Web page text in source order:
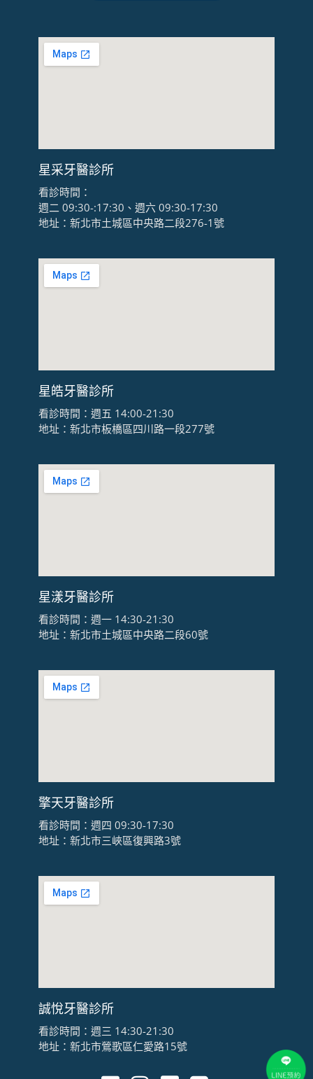
星采牙醫診所
看診時間：
週二 09:30-:17:30、週六 09:30-17:30
地址：新北市土城區中央路二段276-1號
星皓牙醫診所
看診時間：週五 14:00-21:30
地址：新北市板橋區四川路一段277號
星漾牙醫診所
看診時間：週一 14:30-21:30
地址：新北市土城區中央路二段60號
擎天牙醫診所
看診時間：週四 09:30-17:30
地址：新北市三峽區復興路3號
誠悅牙醫診所
看診時間：週三 14:30-21:30
地址：新北市鶯歌區仁愛路15號